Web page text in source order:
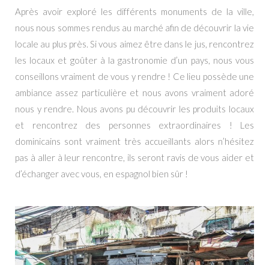
Après avoir exploré les différents monuments de la ville,
nous nous sommes rendus au marché afin de découvrir la vie
locale au plus près. Si vous aimez être dans le jus, rencontrez
les locaux et goûter à la gastronomie d’un pays, nous vous
conseillons vraiment de vous y rendre ! Ce lieu possède une
ambiance assez particulière et nous avons vraiment adoré
nous y rendre. Nous avons pu découvrir les produits locaux
et rencontrez des personnes extraordinaires ! Les
dominicains sont vraiment très accueillants alors n’hésitez
pas à aller à leur rencontre, ils seront ravis de vous aider et
d’échanger avec vous, en espagnol bien sûr !